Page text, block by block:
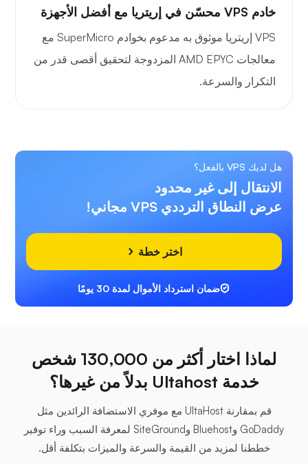
خادم VPS محسّن في إريتريا مع أفضل الأجهزة
VPS إريتريا موثوق به مدعوم بخوادم SuperMicro مع
معالجات AMD EPYC المزدوجة لتحقيق أقصى قدر من
التكرار والسرعة.
هل لديك VPS بالفعل؟
الانتقال إلى غير محدود
عرض النطاق الترددي VPS مجاني!
اختر خطة
ضمان استرداد الأموال لمدة 30 يومًا
لماذا اختار أكثر من 130,000 شخص
خدمة Ultahost بدلاً من غيرها؟
قم بمقارنة UltaHost مع موفري الاستضافة الرائدين مثل
GoDaddy وBluehost وSiteGround لمعرفة السبب وراء توفير
خططنا لمزيد من القيمة والسرعة والميزات بتكلفة أقل.